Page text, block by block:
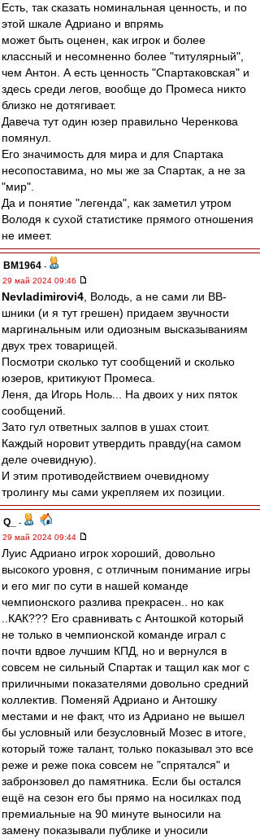
Есть, так сказать номинальная ценность, и по
этой шкале Адриано и впрямь
может быть оценен, как игрок и более
классный и несомненно более "титулярный",
чем Антон. А есть ценность "Спартаковская" и
здесь среди легов, вообще до Промеса никто
близко не дотягивает.
Давеча тут один юзер правильно Черенкова
помянул.
Его значимость для мира и для Спартака
несопоставима, но мы же за Спартак, а не за
"мир".
Да и понятие "легенда", как заметил утром
Володя к сухой статистике прямого отношения
не имеет.
BM1964 -
29 май 2024 09:46
Nevladimirovi4 , Володь, а не сами ли ВВ-
шники (и я тут грешен) придаем звучности
маргинальным или одиозным высказываниям
двух трех товарищей.
Посмотри сколько тут сообщений и сколько
юзеров, критикуют Промеса.
Леня, да Игорь Ноль... На двоих у них пяток
сообщений.
Зато гул ответных залпов в ушах стоит.
Каждый норовит утвердить правду(на самом
деле очевидную).
И этим противодействием очевидному
тролингу мы сами укрепляем их позиции.
Q_
-
29 май 2024 09:44
Луис Адриано игрок хороший, довольно
высокого уровня, с отличным понимание игры
и его миг по сути в нашей команде
чемпионского разлива прекрасен.. но как
..КАК??? Его сравнивать с Антошкой который
не только в чемпионской команде играл с
почти вдвое лучшим КПД, но и вернулся в
совсем не сильный Спартак и тащил как мог с
приличными показателями довольно средний
коллектив. Поменяй Адриано и Антошку
местами и не факт, что из Адриано не вышел
бы условный или безусловный Мозес в итоге,
который тоже талант, только показывал это все
реже и реже пока совсем не "спрятался" и
забронзовел до памятника. Если бы остался
ещё на сезон его бы прямо на носилках под
премиальные на 90 минуте выносили на
замену показывали публике и уносили